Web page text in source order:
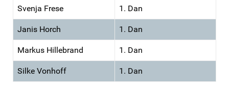
Svenja Frese 1. Dan
Janis Horch 1. Dan
Markus Hillebrand 1. Dan
Silke Vonhoff 1. Dan